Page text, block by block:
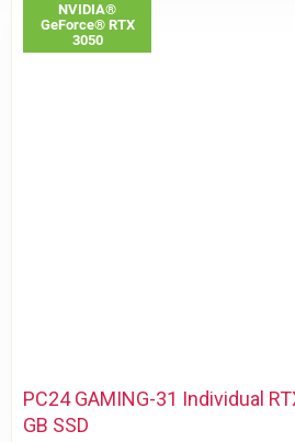
NVIDIA®
GeForce® RTX
3050
PC24 GAMING-31 Individual
GB SSD